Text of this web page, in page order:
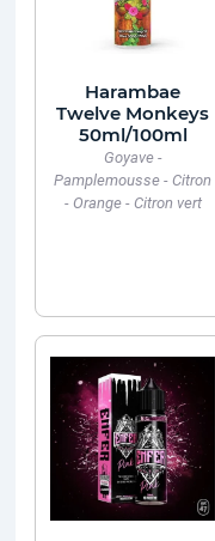
Harambae
Twelve Monkeys
50ml/100ml
Goyave -
Pamplemousse - Citron
- Orange - Citron vert